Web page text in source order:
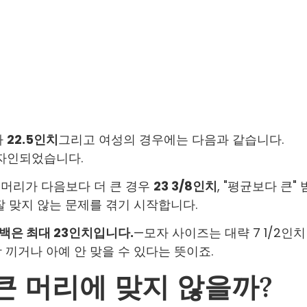
22.5인치그리고 여성의 경우에는 다음과 같습니다.
인되었습니다.
리가 다음보다 더 큰 경우 23 3/8인치, "평균보다 큰"
맞지 않는 문제를 겪기 시작합니다.
은 최대 23인치입니다.—모자 사이즈는 대략 7 1/2인치
거나 아예 안 맞을 수 있다는 뜻이죠.
머리에 맞지 않을까?